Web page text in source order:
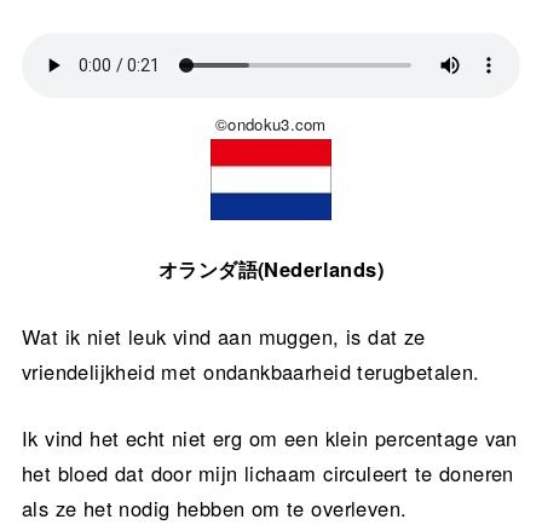
©ondoku3.com
オランダ語(Nederlands)
Wat ik niet leuk vind aan muggen, is dat ze
vriendelijkheid met ondankbaarheid terugbetalen.
Ik vind het echt niet erg om een klein percentage van
het bloed dat door mijn lichaam circuleert te doneren
als ze het nodig hebben om te overleven.